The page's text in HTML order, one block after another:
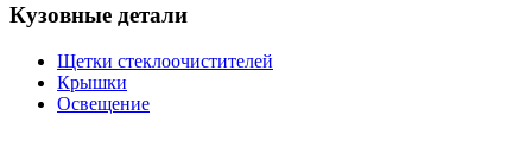
Кузовные детали
Щетки стеклоочистителей
Крышки
Освещение